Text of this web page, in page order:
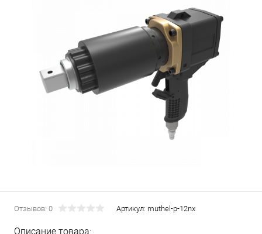
Отзывов: 0 Артикул: muthel-p-12nx
Описание товара: